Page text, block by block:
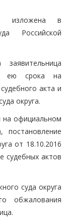
изложена в
Российской
ею срока на
акта и
округа.
на официальном
постановление
от 18.10.2016
судебных актов
суда округа
обжалования